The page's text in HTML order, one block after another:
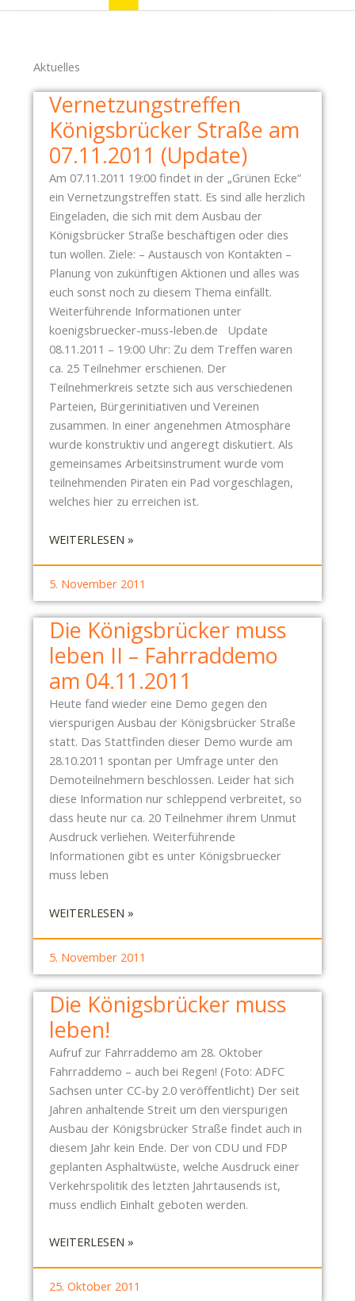
Aktuelles
Vernetzungstreffen
Königsbrücker Straße am
07.11.2011 (Update)
Am 07.11.2011 19:00 findet in der „Grünen Ecke“
ein Vernetzungstreffen statt. Es sind alle herzlich
Eingeladen, die sich mit dem Ausbau der
Königsbrücker Straße beschäftigen oder dies
tun wollen. Ziele: – Austausch von Kontakten –
Planung von zukünftigen Aktionen und alles was
euch sonst noch zu diesem Thema einfällt.
Weiterführende Informationen unter
koenigsbruecker-muss-leben.de Update
08.11.2011 – 19:00 Uhr: Zu dem Treffen waren
ca. 25 Teilnehmer erschienen. Der
Teilnehmerkreis setzte sich aus verschiedenen
Parteien, Bürgerinitiativen und Vereinen
zusammen. In einer angenehmen Atmosphäre
wurde konstruktiv und angeregt diskutiert. Als
gemeinsames Arbeitsinstrument wurde vom
teilnehmenden Piraten ein Pad vorgeschlagen,
welches hier zu erreichen ist.
WEITERLESEN »:
N
E
Z
U
N
G
S
T
R
E
F
F
E
Ö
N
I
G
S
B
Ü
C
K
E
R
S
T
R
A
E
M
5. November 2011
Die Königsbrücker muss
leben II – Fahrraddemo
am 04.11.2011
Heute fand wieder eine Demo gegen den
vierspurigen Ausbau der Königsbrücker Straße
statt. Das Stattfinden dieser Demo wurde am
28.10.2011 spontan per Umfrage unter den
Demoteilnehmern beschlossen. Leider hat sich
diese Information nur schleppend verbreitet, so
dass heute nur ca. 20 Teilnehmer ihrem Unmut
Ausdruck verliehen. Weiterführende
Informationen gibt es unter Königsbruecker
muss leben
WEITERLESEN »:
K
Ö
B
Ü
C
K
E
S
S
5. November 2011
Die Königsbrücker muss
leben!
Aufruf zur Fahrraddemo am 28. Oktober
Fahrraddemo – auch bei Regen! (Foto: ADFC
Sachsen unter CC-by 2.0 veröffentlicht) Der seit
Jahren anhaltende Streit um den vierspurigen
Ausbau der Königsbrücker Straße findet auch in
diesem Jahr kein Ende. Der von CDU und FDP
geplanten Asphaltwüste, welche Ausdruck einer
Verkehrspolitik des letzten Jahrtausends ist,
muss endlich Einhalt geboten werden.
WEITERLESEN »:
25. Oktober 2011